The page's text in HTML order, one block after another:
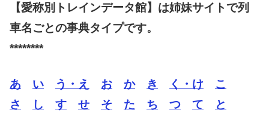
【愛称別トレインデータ館】は姉妹サイトで列
車名ごとの事典タイプです。
********
あ い う・え お か き く・け
こ
さ
し す せ そ た ち つ て
と